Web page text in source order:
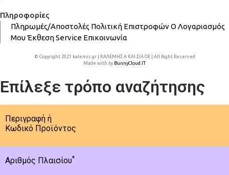
Πληροφορίες
Πληρωμές/Αποστολές Πολιτική ΕπιστροφώνΟ Λογαριασμός
ΜουΈκθεσηService Επικοινωνία
© Copyright 2021 kalemis.gr | ΚΑΛΕΜΗΣ Α ΚΑΙ ΣΙΑ ΟΕ | All Right Reserved
Made with by BunnyCloud.IT
Επίλεξε τρόπο αναζήτησης
Περιγραφή ή
Κωδικό Προϊόντος
Αριθμός Πλαισίου*